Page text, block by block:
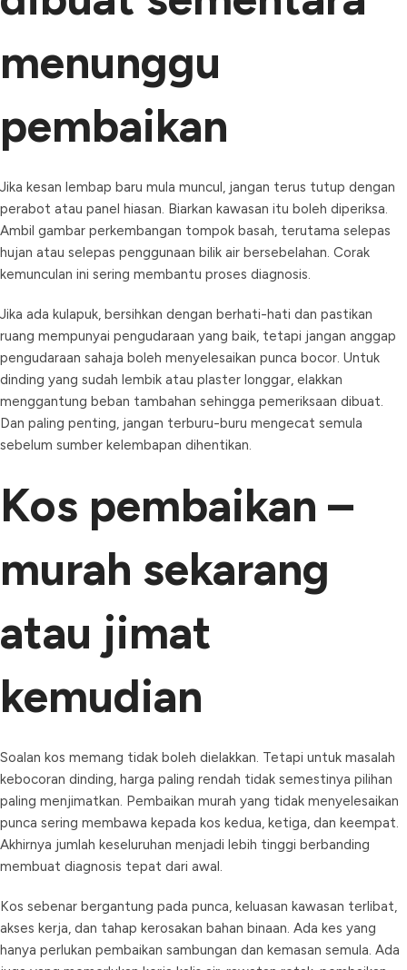
menunggu
pembaikan
Jika kesan lembap baru mula muncul, jangan terus tutup dengan
perabot atau panel hiasan. Biarkan kawasan itu boleh diperiksa.
Ambil gambar perkembangan tompok basah, terutama selepas
hujan atau selepas penggunaan bilik air bersebelahan. Corak
kemunculan ini sering membantu proses diagnosis.
Jika ada kulapuk, bersihkan dengan berhati-hati dan pastikan
ruang mempunyai pengudaraan yang baik, tetapi jangan anggap
pengudaraan sahaja boleh menyelesaikan punca bocor. Untuk
dinding yang sudah lembik atau plaster longgar, elakkan
menggantung beban tambahan sehingga pemeriksaan dibuat.
Dan paling penting, jangan terburu-buru mengecat semula
sebelum sumber kelembapan dihentikan.
Kos pembaikan –
murah sekarang
atau jimat
kemudian
Soalan kos memang tidak boleh dielakkan. Tetapi untuk masalah
kebocoran dinding, harga paling rendah tidak semestinya pilihan
paling menjimatkan. Pembaikan murah yang tidak menyelesaikan
punca sering membawa kepada kos kedua, ketiga, dan keempat.
Akhirnya jumlah keseluruhan menjadi lebih tinggi berbanding
membuat diagnosis tepat dari awal.
Kos sebenar bergantung pada punca, keluasan kawasan terlibat,
akses kerja, dan tahap kerosakan bahan binaan. Ada kes yang
hanya perlukan pembaikan sambungan dan kemasan semula. Ada